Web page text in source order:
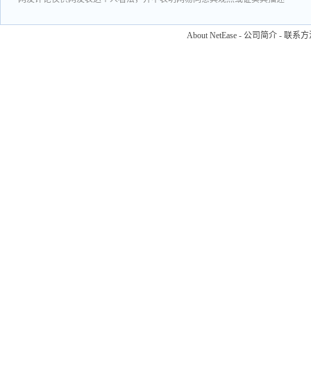
About NetEase - 公司简介 - 联系方